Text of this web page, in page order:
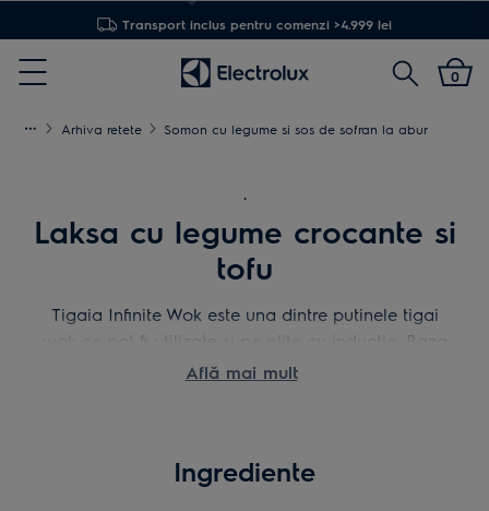
Transport inclus pentru comenzi >4.999 lei
Menu
Cautare0
Arhiva retete Somon cu legume si sos de sofran la abur
.
Laksa cu legume crocante si
tofu
Tigaia Infinite Wok este una dintre putinele tigai
wok ce pot fi utilizate si pe plite cu inductie. Baza
sa speciala nu zgarie plita, forma sa permite
crocante si tofu. Poti inlocui dovleacul si broccoli
Află mai mult
Ingrediente